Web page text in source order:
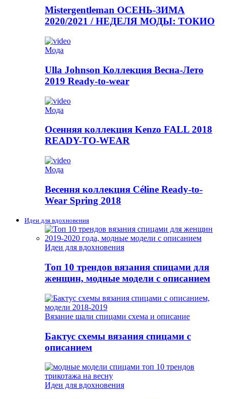
Mistergentleman ОСЕНЬ-ЗИМА
2020/2021 / НЕДЕЛЯ МОДЫ: ТОКИО
Мода
Ulla Johnson Коллекция Весна-Лето
2019 Ready-to-wear
Мода
Осенняя коллекция Kenzo FALL 2018
READY-TO-WEAR
Мода
Весення коллекция Céline Ready-to-
Wear Spring 2018
Идеи для вдохновения
Идеи для вдохновения
Топ 10 трендов вязания спицами для
женщин, модные модели с описанием
Вязание шали спицами схема и описание
Бактус схемы вязания спицами с
описанием
Идеи для вдохновения